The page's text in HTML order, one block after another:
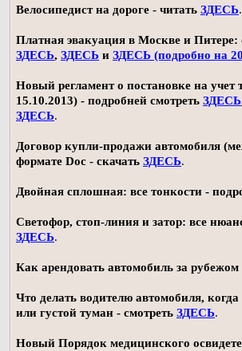
Велосипедист на дороге - читать ЗДЕСЬ.
Платная эвакуация в Москве и Питере:
ЗДЕСЬ, ЗДЕСЬ и ЗДЕСЬ (подробно на
Новый регламент о постановке на учет
15.10.2013) - подробней смотреть ЗДЕСЬ
ЗДЕСЬ.
Договор купли-продажи автомобиля
формате Doc - скачать ЗДЕСЬ.
Двойная сплошная: все тонкости -
Светофор, стоп-линия и затор: все
ЗДЕСЬ.
Как арендовать автомобиль за рубежом
Что делать водителю автомобиля,
или густой туман - смотреть ЗДЕСЬ.
Новый Порядок медицинского